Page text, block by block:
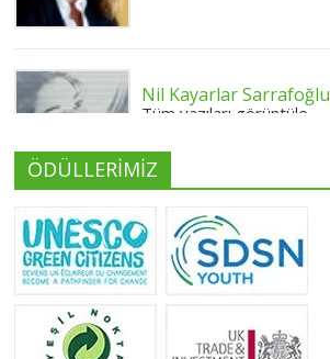
Nil Kayarlar Sarrafoğlu
Tüm yazıları görüntüle
Yeliz Yılmaz
Tüm yazıları görüntüle
ÖDÜLLERİMİZ